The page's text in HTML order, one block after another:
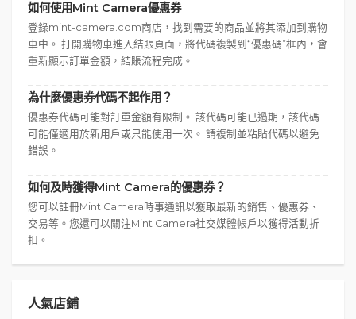
如何使用Mint Camera優惠券
登錄mint-camera.com商店，找到需要的商品並將其添加到購物
車中。 打開購物車進入結賬頁面，將代碼複製到“優惠碼”框內，會
重新顯示訂單金額，結賬流程完成。
為什麼優惠券代碼不起作用？
優惠券代碼可能對訂單金額有限制。 該代碼可能已過期，該代碼
可能僅適用於新用戶或只能使用一次。 請複制並粘貼代碼以避免
錯誤。
如何及時獲得Mint Camera的優惠券？
您可以註冊Mint Camera時事通訊以獲取最新的銷售、優惠券、
交易等。您還可以關注Mint Camera社交媒體帳戶以獲得活動折
扣。
人氣店鋪